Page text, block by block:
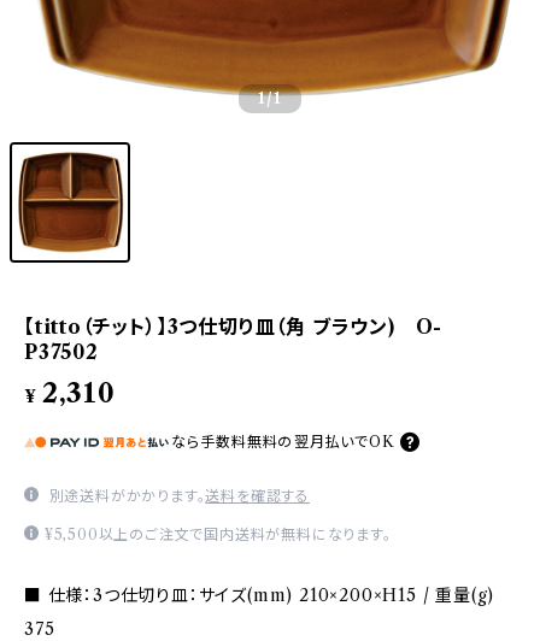
1/1
【titto（チット）】3つ仕切り皿（角 ブラウン) O-
P37502
¥ 2,310
なら 手数料無料の 翌月払いでOK
別途送料がかかります。送料を確認する
¥5,500以上のご注文で国内送料が無料になります。
■ 仕様：3つ仕切り皿：サイズ(mm) 210×200×H15 / 重量(g)
375